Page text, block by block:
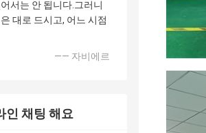
서는 안 됩니다.그러니
대로 드시고, 어느 시점
—— 자비에르
인 채팅 해요